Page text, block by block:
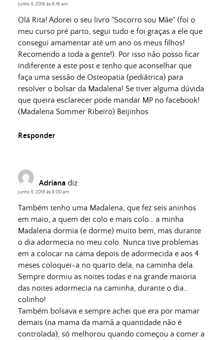
Junho 5, 2016 às 8:16 am
Olá Rita! Adorei o seu livro "Socorro sou Mãe" (foi o
meu curso pré parto, segui tudo e foi graças a ele que
consegui amamentar até um ano os meus filhos!
Recomendo a toda a gente!). Por isso não posso ficar
indiferente a este post e tenho que aconselhar que
faça uma sessão de Osteopatia (pediátrica) para
resolver o bolsar da Madalena! Se tiver alguma dúvida
que queira esclarecer pode mandar MP no facebook!
(Madalena Sommer Ribeiro) Beijinhos
Responder
Adriana diz:
Junho 5, 2016 às 9:00 am
Também tenho uma Madalena, que fez seis aninhos
em maio, a quem dei colo e mais colo… a minha
Madalena dormia (e dorme) muito bem, mas durante
o dia adormecia no meu colo. Nunca tive problemas
em a colocar na cama depois de adormecida e aos 4
meses coloquei-a no quarto dela, na caminha dela.
Sempre dormiu as noites todas e na grande maioria
das noites adormecia na caminha, durante o dia…
colinho!
Também bolsava e sempre achei que era por mamar
demais (na mama da mamã a quantidade não é
controlada), só melhorou quando começou a comer a